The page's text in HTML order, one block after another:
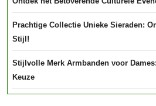
Prachtige Collectie Unieke Sieraden:
Stijl!
Stijlvolle Merk Armbanden voor
Keuze